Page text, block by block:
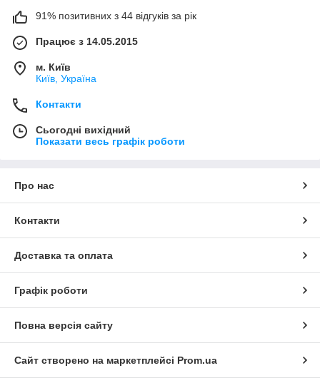
91% позитивних з 44 відгуків за рік
Працює з 14.05.2015
м. Київ
Київ, Україна
Контакти
Сьогодні вихідний
Показати весь графік роботи
Про нас
Контакти
Доставка та оплата
Графік роботи
Повна версія сайту
Сайт створено на маркетплейсі Prom.ua